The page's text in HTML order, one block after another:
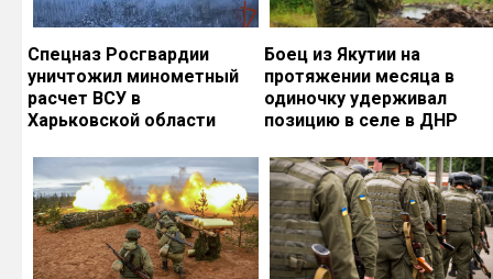
Спецназ Росгвардии
уничтожил минометный
расчет ВСУ в
Харьковской области
Боец из Якутии на
протяжении месяца в
одиночку удерживал
позицию в селе в ДНР